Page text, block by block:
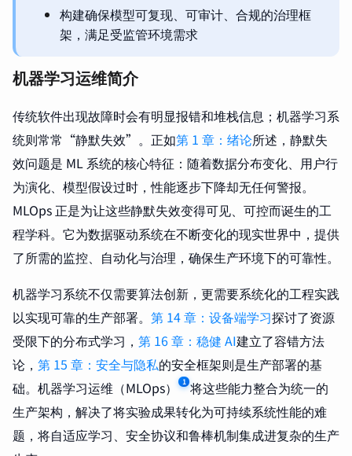
构建确保模型可复现、可审计、合规的治理框
架，满足受监管环境需求
机器学习运维简介
传统软件出现故障时会有明显报错和堆栈信息；机器学习系
统则常常“静默失效”。正如第 1 章：绪论所述，静默失
效问题是 ML 系统的核心特征：随着数据分布变化、用户行
为演化、模型假设过时，性能逐步下降却无任何警报。
MLOps 正是为让这些静默失效变得可见、可控而诞生的工
程学科。它为数据驱动系统在不断变化的现实世界中，提供
了所需的监控、自动化与治理，确保生产环境下的可靠性。
机器学习系统不仅需要算法创新，更需要系统化的工程实践
以实现可靠的生产部署。 第 14 章：设备端学习探讨了资源
受限下的分布式学习， 第 16 章：稳健 AI建立了容错方法
论， 第 15 章：安全与隐私的安全框架则是生产部署的基
础。机器学习运维（MLOps）
1 将这些能力整合为统一的
生产架构，解决了将实验成果转化为可持续系统性能的难
题，将自适应学习、安全协议和鲁棒机制集成进复杂的生产